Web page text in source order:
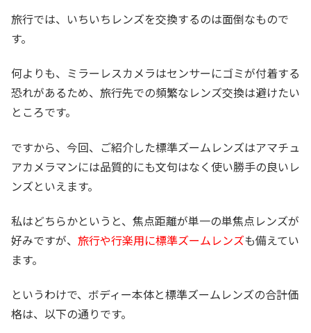
旅行では、いちいちレンズを交換するのは面倒なもので
す。
何よりも、ミラーレスカメラはセンサーにゴミが付着する
恐れがあるため、旅行先での頻繁なレンズ交換は避けたい
ところです。
ですから、今回、ご紹介した標準ズームレンズはアマチュ
アカメラマンには品質的にも文句はなく使い勝手の良いレ
ンズといえます。
私はどちらかというと、焦点距離が単一の単焦点レンズが
好みですが、 旅行や行楽用に標準ズームレンズも備えてい
ます。
というわけで、ボディー本体と標準ズームレンズの合計価
格は、以下の通りです。